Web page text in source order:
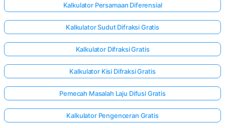
Kalkulator Persamaan Diferensial
Kalkulator Sudut Difraksi Gratis
Kalkulator Difraksi Gratis
Kalkulator Kisi Difraksi Gratis
Pemecah Masalah Laju Difusi Gratis
Kalkulator Pengenceran Gratis